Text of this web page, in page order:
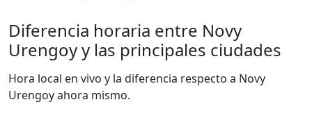
Diferencia horaria entre Novy
Urengoy y las principales ciudades
Hora local en vivo y la diferencia respecto a Novy
Urengoy ahora mismo.